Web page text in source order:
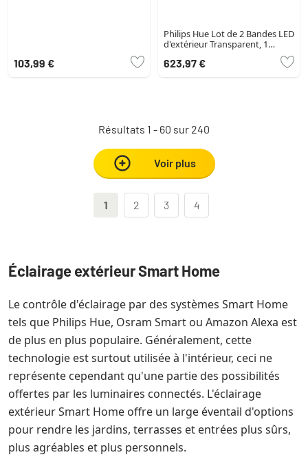
103,99 €
Philips Hue Lot de 2 Bandes LED
d'extérieur Transparent, 1
lumière, Changeur de couleurs
623,97 €
Résultats 1 - 60 sur 240
Voir plus
1 2 3 4
Éclairage extérieur Smart Home
Le contrôle d'éclairage par des systèmes Smart Home
tels que Philips Hue, Osram Smart ou Amazon Alexa est
de plus en plus populaire. Généralement, cette
technologie est surtout utilisée à l'intérieur, ceci ne
représente cependant qu'une partie des possibilités
offertes par les luminaires connectés. L'éclairage
extérieur Smart Home offre un large éventail d'options
pour rendre les jardins, terrasses et entrées plus sûrs,
plus agréables et plus personnels.